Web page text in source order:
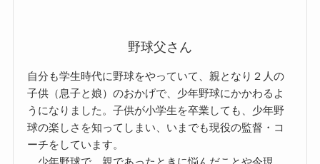
野球父さん
自分も学生時代に野球をやっていて、親となり２人の
子供（息子と娘）のおかげで、少年野球にかかわるよ
うになりました。子供が小学生を卒業しても、少年野
球の楽しさを知ってしまい、いまでも現役の監督・コ
ーチをしています。